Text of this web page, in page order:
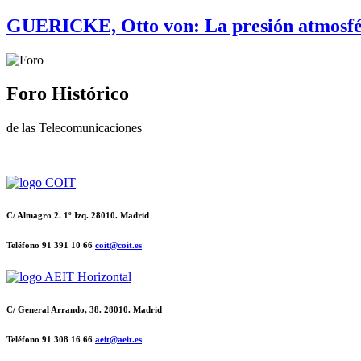
GUERICKE, Otto von: La presión
Foro Histórico
de las Telecomunicaciones
C/ Almagro 2. 1º Izq. 28010. Madrid
Teléfono 91 391 10 66 coit@coit.es
C/ General Arrando, 38. 28010. Madrid
Teléfono 91 308 16 66 aeit@aeit.es